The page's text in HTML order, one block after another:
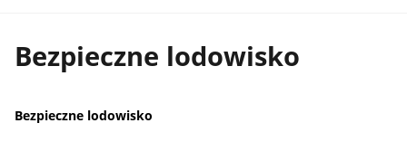
Bezpieczne lodowisko
Bezpieczne lodowisko